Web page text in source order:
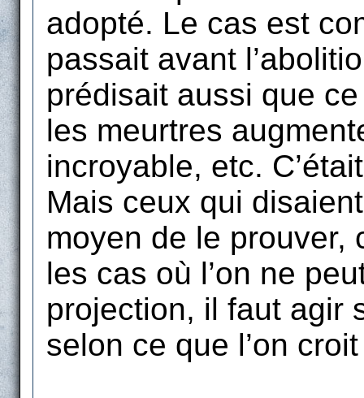
adopté. Le cas est
passait avant
prédisait aussi que
les meurtres
incroyable, etc.
Mais ceux qui
moyen de le prouver,
les cas où l’on ne
projection, il faut agir
selon ce que l’on